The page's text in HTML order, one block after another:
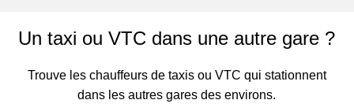
Un taxi ou VTC dans une autre gare ?
Trouve les chauffeurs de taxis ou VTC qui stationnent
dans les autres gares des environs.